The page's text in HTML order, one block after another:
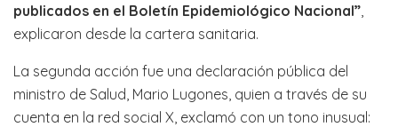
publicados en el Boletín Epidemiológico Nacional”
explicaron desde la cartera sanitaria.
La segunda acción fue una declaración pública del
ministro de Salud, Mario Lugones, quien a través de su
cuenta en la red social X, exclamó con un tono inusual: